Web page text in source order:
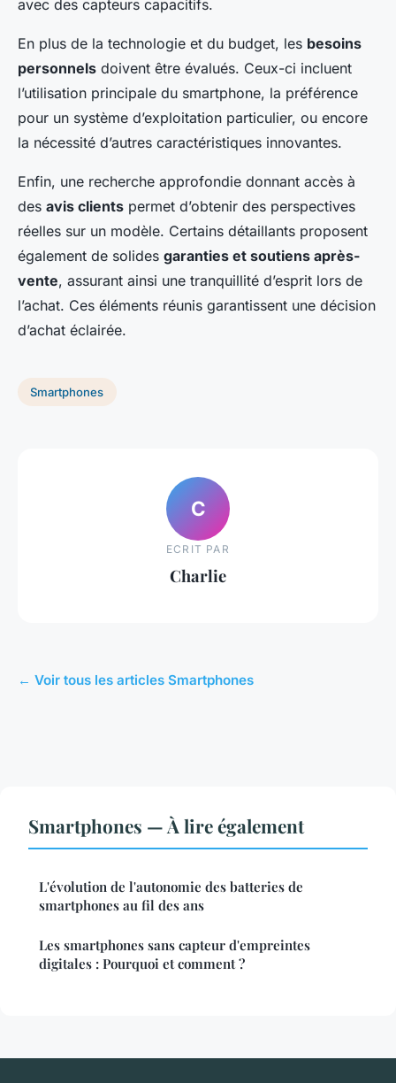
avec des capteurs capacitifs.
En plus de la technologie et du budget, les besoins
personnels doivent être évalués. Ceux-ci incluent
l’utilisation principale du smartphone, la préférence
pour un système d’exploitation particulier, ou encore
la nécessité d’autres caractéristiques innovantes.
Enfin, une recherche approfondie donnant accès à
des avis clients permet d’obtenir des perspectives
réelles sur un modèle. Certains détaillants proposent
également de solides garanties et soutiens après-
vente, assurant ainsi une tranquillité d’esprit lors de
l’achat. Ces éléments réunis garantissent une décision
d’achat éclairée.
Smartphones
C
ECRIT PAR
Charlie
← Voir tous les articles Smartphones
Smartphones — À lire également
L'évolution de l'autonomie des batteries de
smartphones au fil des ans
Les smartphones sans capteur d'empreintes
digitales : Pourquoi et comment ?